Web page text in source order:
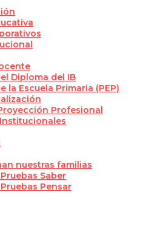
Diploma del IB
la Escuela Primaria (PEP)
Profesional
nuestras familias
Saber
Pensar